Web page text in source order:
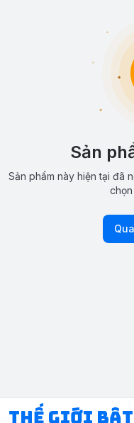
Sản
Sản phẩm này hiện tại đã
Thế Giới